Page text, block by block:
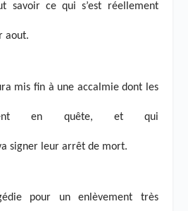
savoir ce qui s’est réellement
aout.
mis fin à une accalmie dont les
en quête, et qui
signer leur arrêt de mort.
pour un enlèvement très